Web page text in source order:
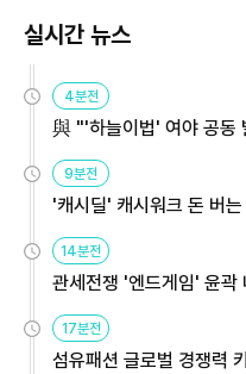
실시간 뉴스
4분전
與 "'하늘이법' 여야 공동
9분전
'캐시딜' 캐시워크 돈 버
14분전
관세전쟁 '엔드게임' 윤곽
17분전
섬유패션 글로벌 경쟁력